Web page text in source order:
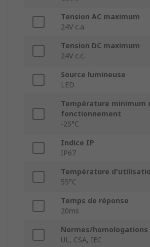
Tension AC maximum
24V c.a.
Tension DC maximum
24V c.c.
Source lumineuse
LED
Température minimum
fonctionnement
-25°C
Indice IP
IP67
Température
55°C
Temps de réponse
20ms
Normes/homologations
UL, CSA, IEC